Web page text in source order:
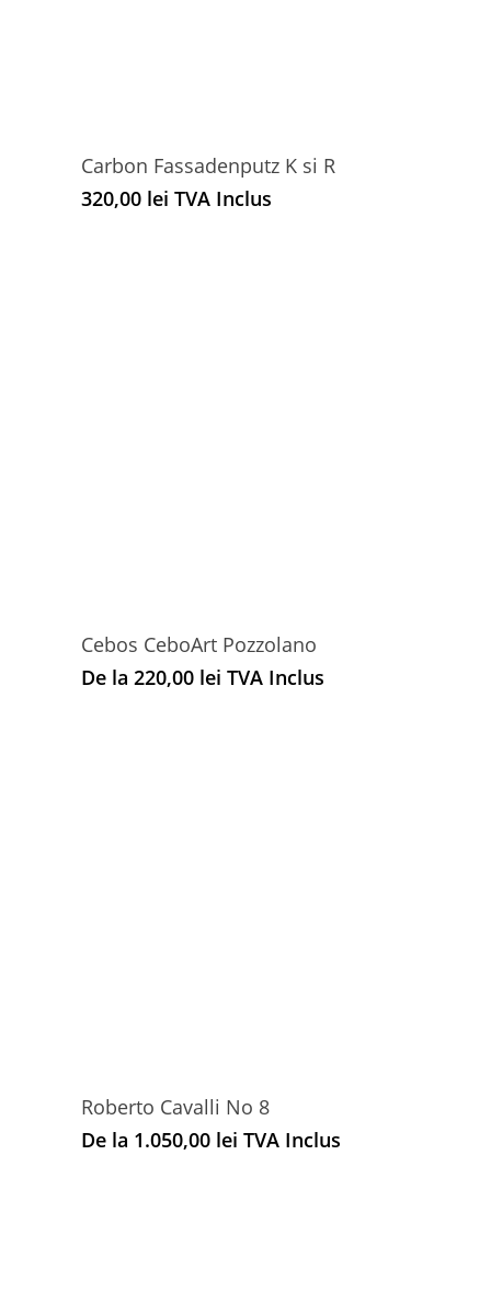
Carbon Fassadenputz K si R
320,00 lei TVA Inclus
Cebos CeboArt Pozzolano
De la 220,00 lei TVA Inclus
Roberto Cavalli No 8
De la 1.050,00 lei TVA Inclus